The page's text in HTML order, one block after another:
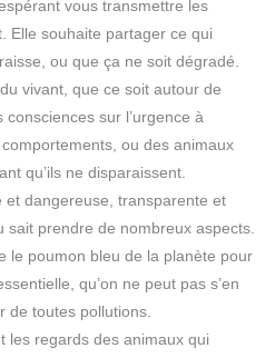
vous transmettre les
Elle souhaite partager ce qui
ou que ça ne soit dégradé.
vivant, que ce soit autour de
consciences sur l’urgence à
ou des animaux
qu’ils ne disparaissent.
dangereuse, transparente et
sait prendre de nombreux aspects.
le poumon bleu de la planète pour
qu’on ne peut pas s’en
de toutes pollutions.
les regards des animaux qui